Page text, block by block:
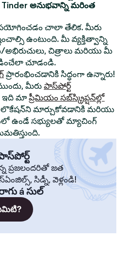
అనుభవాన్ని మరింత
చాలా తేలిక. మీరు
ఉంటుంది. మీ వ్యక్తిత్వాన్ని
అభిరుచులు, చిత్రాలు మరియు మీ
చూడండి.
ప్రారంభించడానికి సిద్ధంగా ఉన్నారు!
మీరు పాస్‌పోర్ట్
ఇది మాప్రీమియం సబ్‌స్క్రిప్షన్‌ల్లో
లొకేషన్‌ని మార్చుకోవడానికి మరియు
ఉండే సభ్యులతో మ్యాచింగ్
ప్రజలందరితో జత
సిడ్నీ, వెళ్లండి!
á సుల్